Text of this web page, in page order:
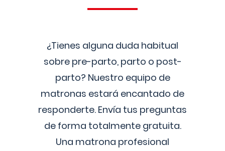
¿Tienes alguna duda habitual
sobre pre-parto, parto o post-
parto? Nuestro equipo de
matronas estará encantado de
responderte. Envía tus preguntas
de forma totalmente gratuita.
Una matrona profesional